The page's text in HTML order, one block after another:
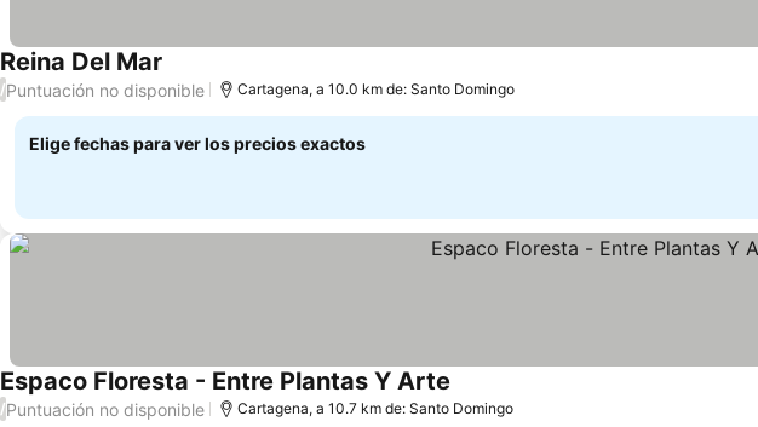
Reina Del Mar Ver precios
/Puntuación no disponible Cartagena, a 10.0 km de: Santo Domingo
Elige fechas para ver los precios exactos
Espaco Floresta - Entre Plantas Y Arte
/Puntuación no disponible Cartagena, a 10.7 km de: Santo Domingo